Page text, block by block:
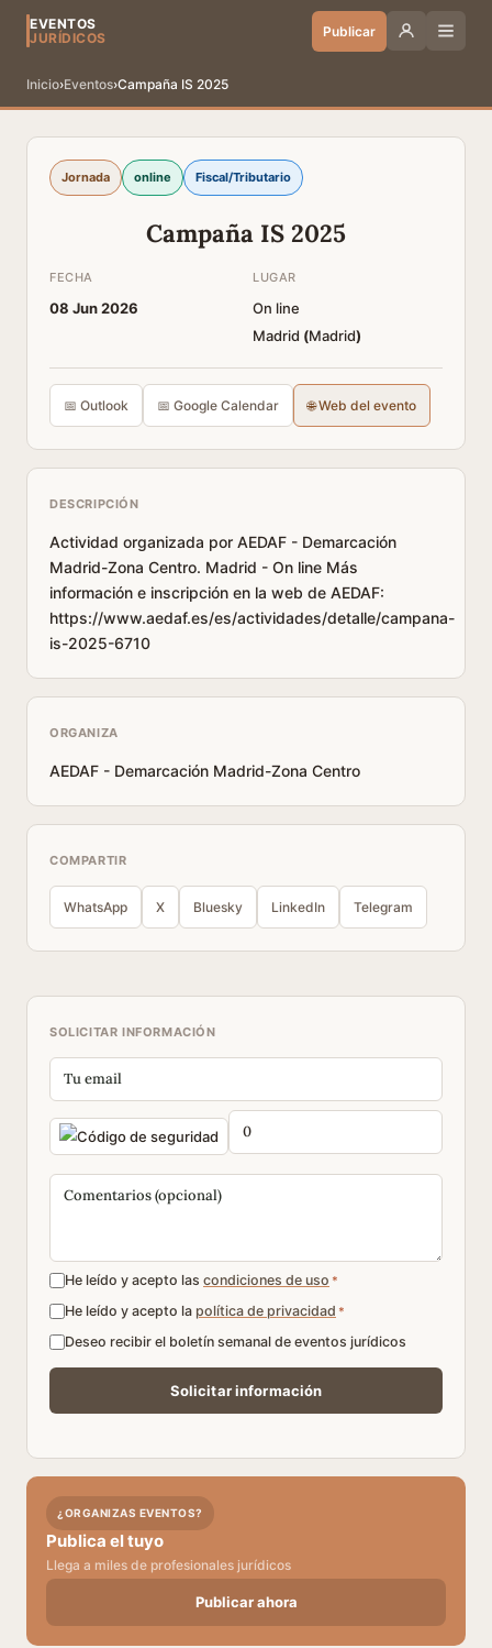
EVENTOS
JURÍDICOS
Publicar
Inicio›Eventos›Campaña IS 2025
Jornada online Fiscal/Tributario
Campaña IS 2025
FECHA
08 Jun 2026
LUGAR
On line
Madrid (Madrid)
📅 Outlook 📅 Google Calendar 🌐 Web del evento
DESCRIPCIÓN
Actividad organizada por AEDAF - Demarcación
Madrid-Zona Centro. Madrid - On line Más
información e inscripción en la web de AEDAF:
https://www.aedaf.es/es/actividades/detalle/campana-
is-2025-6710
ORGANIZA
AEDAF - Demarcación Madrid-Zona Centro
COMPARTIR
WhatsApp X Bluesky LinkedIn Telegram
SOLICITAR INFORMACIÓN
He leído y acepto las condiciones de uso *
He leído y acepto la política de privacidad *
Deseo recibir el boletín semanal de eventos jurídicos
¿ORGANIZAS EVENTOS?
Publica el tuyo
Llega a miles de profesionales jurídicos
Publicar ahora